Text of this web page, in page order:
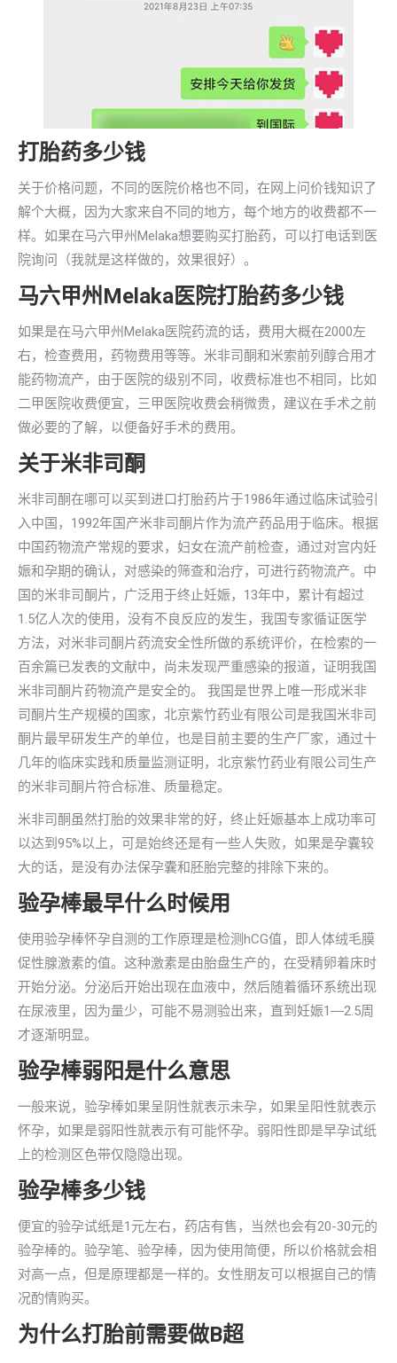
打胎药多少钱
关于价格问题，不同的医院价格也不同，在网上问价钱知识了
解个大概，因为大家来自不同的地方，每个地方的收费都不一
样。如果在马六甲州Melaka想要购买打胎药，可以打电话到医
院询问（我就是这样做的，效果很好）。
马六甲州Melaka医院打胎药多少钱
如果是在马六甲州Melaka医院药流的话，费用大概在2000左
右，检查费用，药物费用等等。米非司酮和米索前列醇合用才
能药物流产，由于医院的级别不同，收费标准也不相同，比如
二甲医院收费便宜，三甲医院收费会稍微贵，建议在手术之前
做必要的了解，以便备好手术的费用。
关于米非司酮
米非司酮在哪可以买到进口打胎药片于1986年通过临床试验引
入中国，1992年国产米非司酮片作为流产药品用于临床。根据
中国药物流产常规的要求，妇女在流产前检查，通过对宫内妊
娠和孕期的确认，对感染的筛查和治疗，可进行药物流产。中
国的米非司酮片，广泛用于终止妊娠，13年中，累计有超过
1.5亿人次的使用，没有不良反应的发生，我国专家循证医学
方法，对米非司酮片药流安全性所做的系统评价，在检索的一
百余篇已发表的文献中，尚未发现严重感染的报道，证明我国
米非司酮片药物流产是安全的。 我国是世界上唯一形成米非
司酮片生产规模的国家，北京紫竹药业有限公司是我国米非司
酮片最早研发生产的单位，也是目前主要的生产厂家，通过十
几年的临床实践和质量监测证明，北京紫竹药业有限公司生产
的米非司酮片符合标准、质量稳定。
米非司酮虽然打胎的效果非常的好，终止妊娠基本上成功率可
以达到95%以上，可是始终还是有一些人失败，如果是孕囊较
大的话，是没有办法保孕囊和胚胎完整的排除下来的。
验孕棒最早什么时候用
使用验孕棒怀孕自测的工作原理是检测hCG值，即人体绒毛膜
促性腺激素的值。这种激素是由胎盘生产的，在受精卵着床时
开始分泌。分泌后开始出现在血液中，然后随着循环系统出现
在尿液里，因为量少，可能不易测验出来，直到妊娠1―2.5周
才逐渐明显。
验孕棒弱阳是什么意思
一般来说，验孕棒如果呈阴性就表示未孕，如果呈阳性就表示
怀孕，如果是弱阳性就表示有可能怀孕。弱阳性即是早孕试纸
上的检测区色带仅隐隐出现。
验孕棒多少钱
便宜的验孕试纸是1元左右，药店有售，当然也会有20-30元的
验孕棒的。验孕笔、验孕棒，因为使用简便，所以价格就会相
对高一点，但是原理都是一样的。女性朋友可以根据自己的情
况酌情购买。
为什么打胎前需要做B超